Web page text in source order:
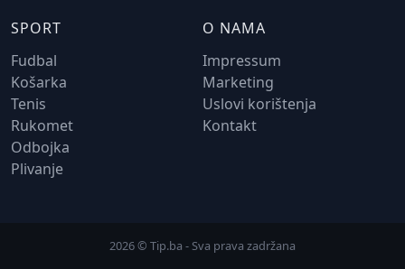
SPORT
Fudbal
Košarka
Tenis
Rukomet
Odbojka
Plivanje
O NAMA
Impressum
Marketing
Uslovi korištenja
Kontakt
2026 © Tip.ba - Sva prava zadržana